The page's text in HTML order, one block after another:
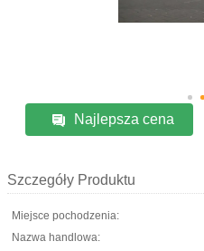
Najlepsza cena
Szczegóły Produktu
Miejsce pochodzenia:
Nazwa handlowa: